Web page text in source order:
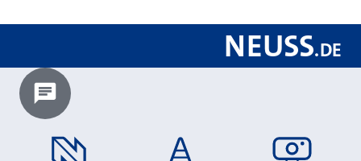
NEUSS.DE
Chatbot laden?